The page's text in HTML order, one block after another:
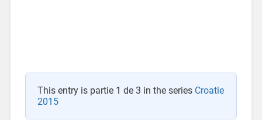
This entry is partie 1 de 3 in the series Croatie
2015